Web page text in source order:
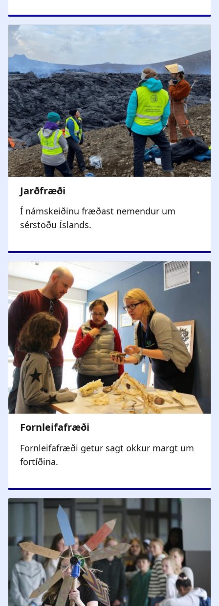
Í námskeiðinu fræðast nemendur um
sérstöðu Íslands.
Fornleifafræði getur sagt okkur margt um
fortíðina.